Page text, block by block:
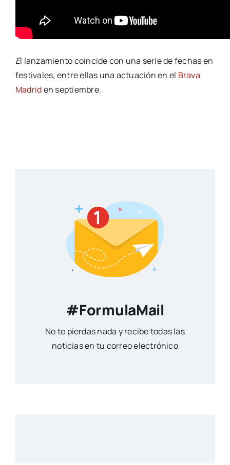
El lanzamiento coincide con una serie de fechas en
festivales, entre ellas una actuación en el Brava
Madriden septiembre.
#FormulaMail
No te pierdas nada y recibe todas las
noticias en tu correo electrónico